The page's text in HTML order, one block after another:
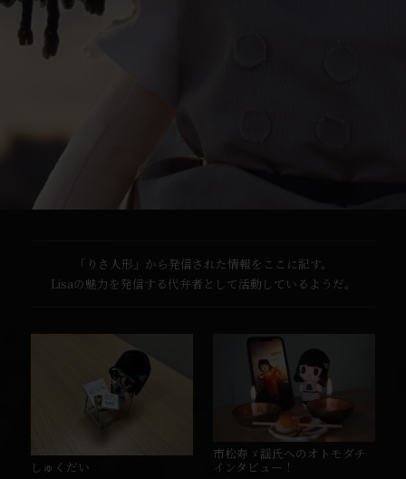
「りさ人形」から発信された情報をここに記す。
Lisaの魅力を発信する代弁者として活動しているようだ。
しゅくだい
市松寿ゞ謡氏へのオトモダチ
インタビュー！